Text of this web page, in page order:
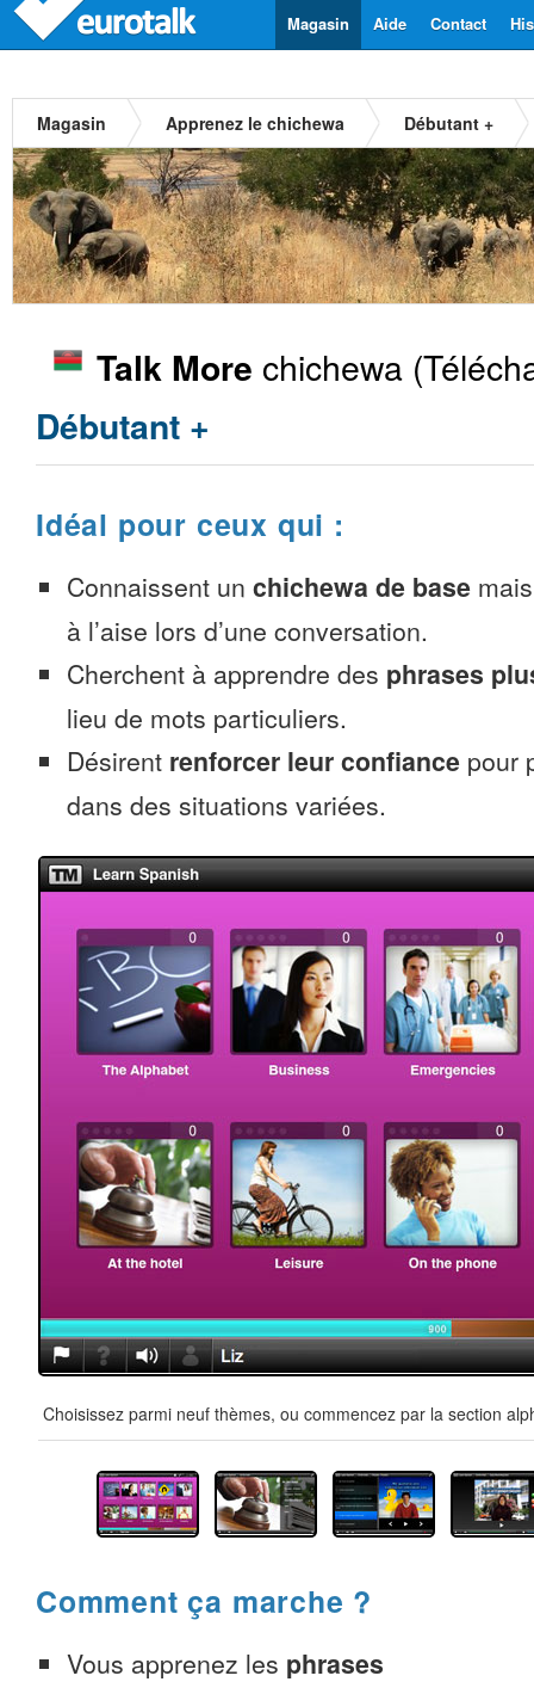
Contact
Aide
Magasin
Magasin Apprenez le chichewa Débutant +
Talk More chichewa
Débutant +
Idéal pour ceux qui :
Connaissent un chichewa de base
à l’aise lors d’une conversation.
Cherchent à apprendre des phrases
lieu de mots particuliers.
Désirent renforcer leur confiance pour
dans des situations variées.
Choisissez parmi neuf thèmes, ou commencez par la section
Comment ça marche ?
Vous apprenez les phrases